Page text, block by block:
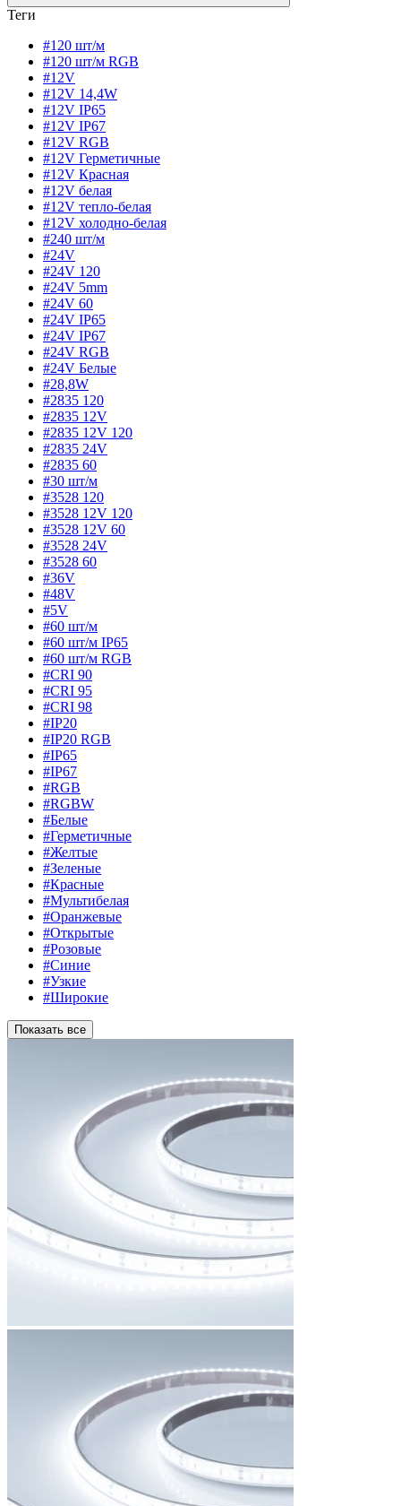
Теги
#120 шт/м
#120 шт/м RGB
#12V
#12V 14,4W
#12V IP65
#12V IP67
#12V RGB
#12V Герметичные
#12V Красная
#12V белая
#12V тепло-белая
#12V холодно-белая
#240 шт/м
#24V
#24V 120
#24V 5mm
#24V 60
#24V IP65
#24V IP67
#24V RGB
#24V Белые
#28,8W
#2835 120
#2835 12V
#2835 12V 120
#2835 24V
#2835 60
#30 шт/м
#3528 120
#3528 12V 120
#3528 12V 60
#3528 24V
#3528 60
#36V
#48V
#5V
#60 шт/м
#60 шт/м IP65
#60 шт/м RGB
#CRI 90
#CRI 95
#CRI 98
#IP20
#IP20 RGB
#IP65
#IP67
#RGB
#RGBW
#Белые
#Герметичные
#Желтые
#Зеленые
#Красные
#Мультибелая
#Оранжевые
#Открытые
#Розовые
#Синие
#Узкие
#Широкие
Показать все